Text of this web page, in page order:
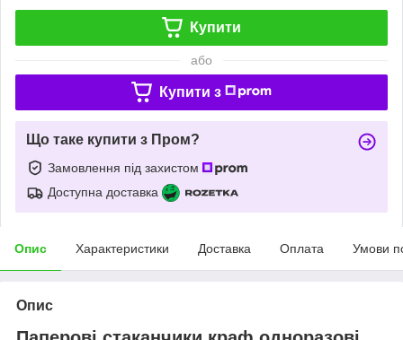
Купити
або
Купити з
Що таке купити з Пром?
Замовлення під захистом
Доступна доставка
Опис Характеристики Доставка Оплата Умови
Опис